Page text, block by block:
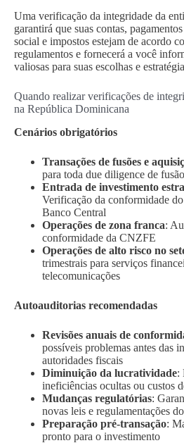
Uma verificação da integridade da
garantirá que suas contas,
social e impostos estejam de acordo
regulamentos e fornecerá a você
valiosas para suas escolhas e
Quando realizar verificações de
na República Dominicana
Cenários obrigatórios
Transações de fusões e
para toda due diligence de
Entrada de investimento
Verificação da conformidade
Banco Central
Operações de zona franca:
conformidade da CNZFE
Operações de alto risco no
trimestrais para serviços
telecomunicações
Autoauditorias recomendadas
Revisões anuais de
possíveis problemas antes das
autoridades fiscais
Diminuição da lucratividade:
ineficiências ocultas ou custos
Mudanças regulatórias:
novas leis e regulamentações
Preparação pré-transação:
pronto para o investimento